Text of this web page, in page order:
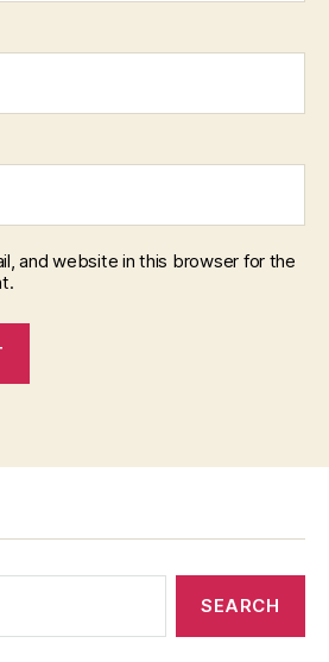
and website in this browser for the